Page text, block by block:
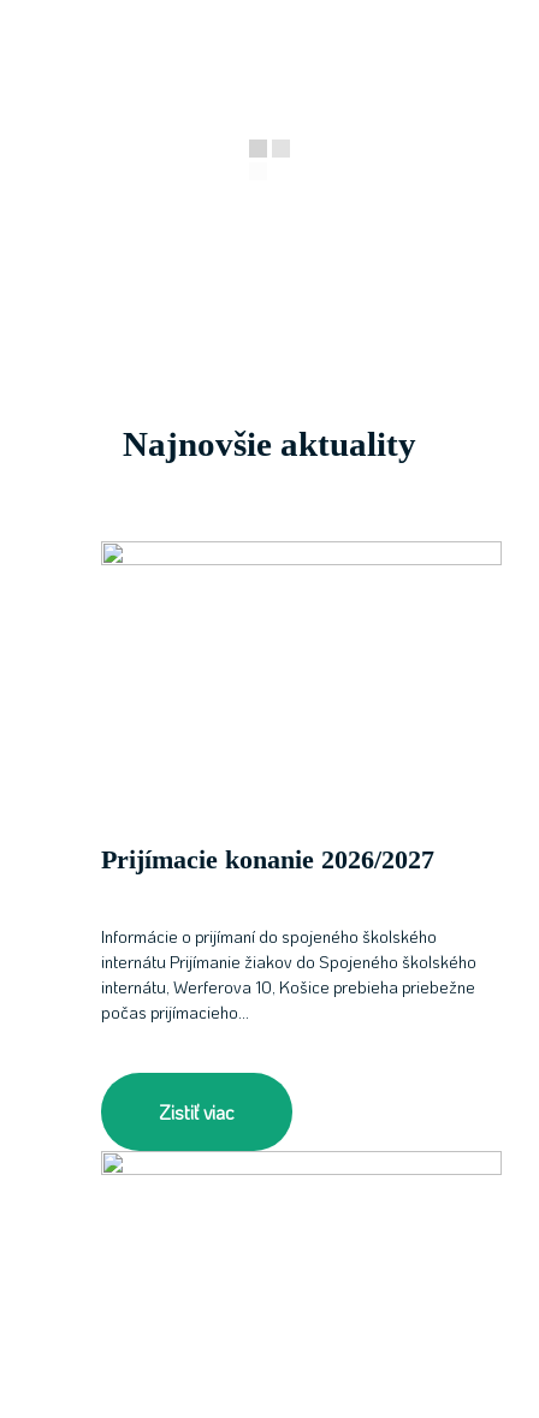
Najnovšie aktuality
Prijímacie konanie 2026/2027
Informácie o prijímaní do spojeného školského
internátu Prijímanie žiakov do Spojeného školského
internátu, Werferova 10, Košice prebieha priebežne
počas prijímacieho…
Zistiť viac